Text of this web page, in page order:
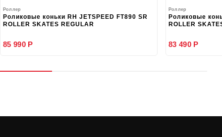
Роллер
Роликовые коньки RH JETSPEED FT890 SR
ROLLER SKATES REGULAR
85 990 Р
Роллер
Роликовые
ROLLER
83 490 Р